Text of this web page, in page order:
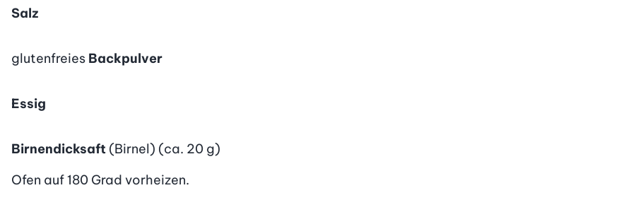
Salz
glutenfreies Backpulver
Essig
Birnendicksaft (Birnel) (ca. 20 g)
Ofen auf 180 Grad vorheizen.